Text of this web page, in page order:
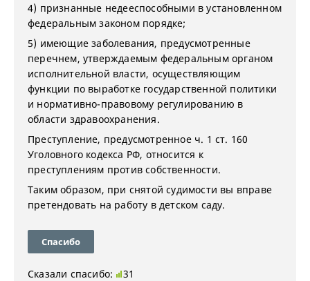
4) признанные недееспособными в установленном
федеральным законом порядке;
5) имеющие заболевания, предусмотренные
перечнем, утверждаемым федеральным органом
исполнительной власти, осуществляющим
функции по выработке государственной политики
и нормативно-правовому регулированию в
области здравоохранения.
Преступление, предусмотренное ч. 1 ст. 160
Уголовного кодекса РФ, относится к
преступлениям против собственности.
Таким образом, при снятой судимости вы вправе
претендовать на работу в детском саду.
Спасибо
Сказали спасибо: 31